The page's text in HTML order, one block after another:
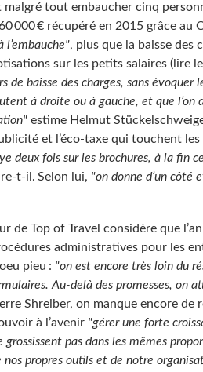
malgré tout embaucher cinq
000 € récupéré en 2015 grâce au
l’embauche", plus que la baisse des
sur les petits salaires (lire
de baisse des charges, sans évoquer
à droite ou à gauche, et que l’on
estime Helmut
et l’éco-taxe qui touchent les
deux fois sur les brochures, à la fin
t-il. Selon lui, "on donne d’un côté
de Top of Travel considère que
administratives pour les
pieu : "on est encore très loin du
Au-delà des promesses, on
Shreiber, on manque encore de
à l’avenir "gérer une forte
pas dans les mêmes
propres outils et de notre